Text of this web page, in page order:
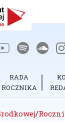
RADA
ROCZNIKA
/